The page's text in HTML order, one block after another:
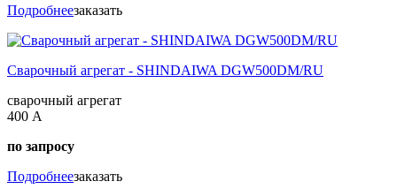
Подробнеезаказать
Сварочный агрегат - SHINDAIWA DGW500DM/RU
сварочный агрегат
400 А
по запросу
Подробнеезаказать